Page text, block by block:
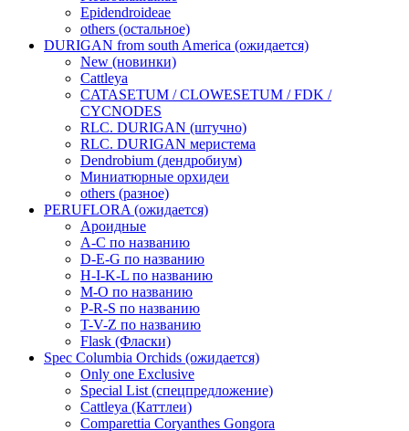
Epidendroideae
others (остальное)
DURIGAN from south America (ожидается)
New (новинки)
Cattleya
CATASETUM / CLOWESETUM / FDK /
CYCNODES
RLC. DURIGAN (штучно)
RLC. DURIGAN меристема
Dendrobium (дендробиум)
Миниатюрные орхидеи
others (разное)
PERUFLORA (ожидается)
Ароидные
A-C по названию
D-E-G по названию
H-I-K-L по названию
M-O по названию
P-R-S по названию
T-V-Z по названию
Flask (Фласки)
Spec Columbia Orchids (ожидается)
Only one Exclusive
Special List (спецпредложение)
Cattleya (Каттлеи)
Comparettia Coryanthes Gongora